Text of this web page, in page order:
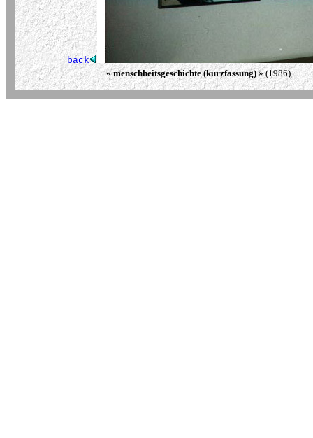
back
« menschheitsgeschichte (kurzfassung) » (1986)